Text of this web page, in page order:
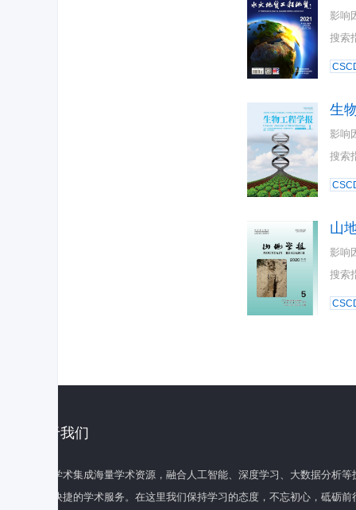
影响
搜索
生
影响
搜索
山
影响
搜索
关于我们
百度学术集成海量学术资源，融合人工智能、深度学习、大数据分析
全面快捷的学术服务。在这里我们保持学习的态度，不忘初心，砥砺前